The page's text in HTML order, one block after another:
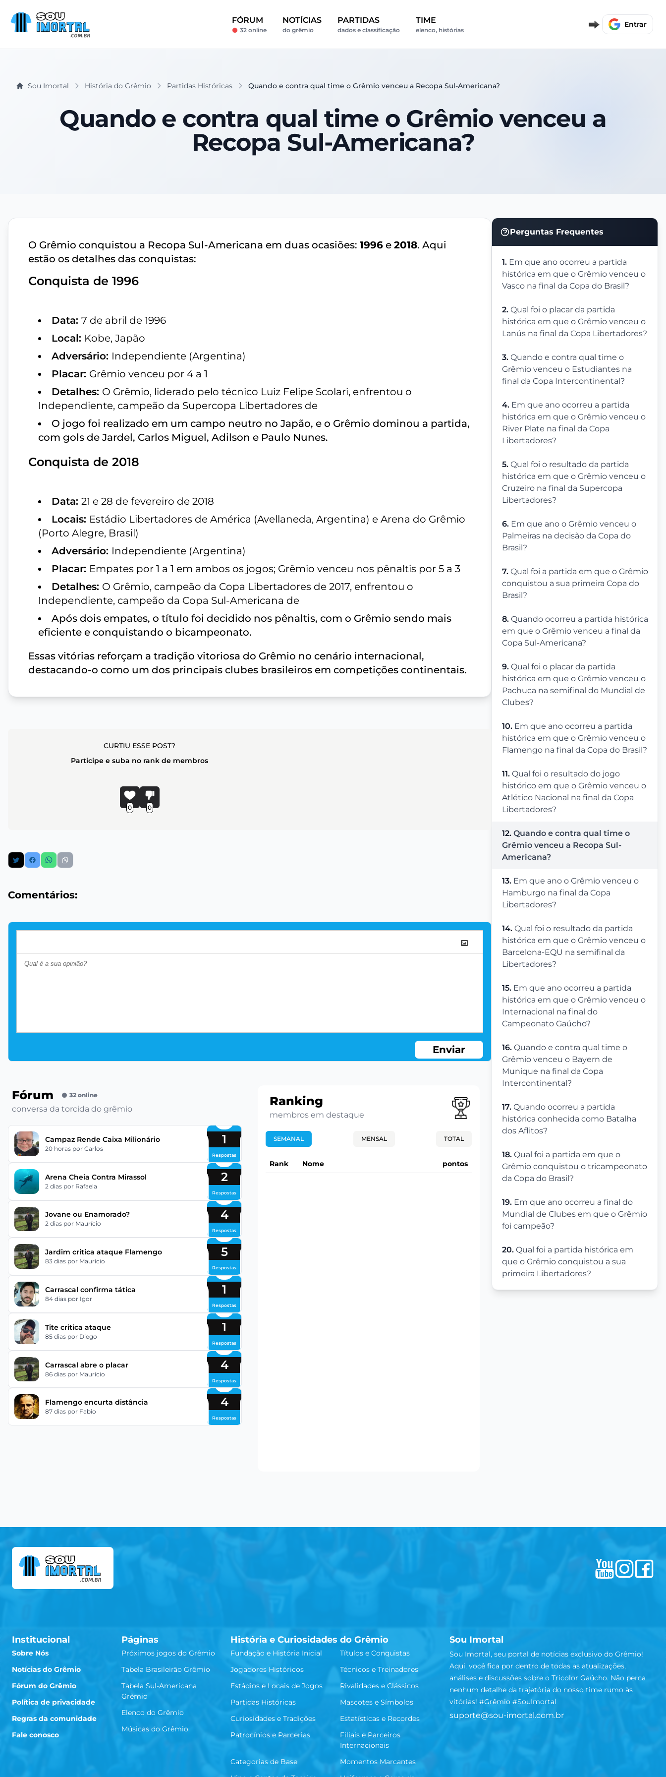
FÓRUM
32 online
NOTÍCIAS
do grêmio
PARTIDAS
dados e classificação
TIME
elenco, histórias
Entrar
Sou Imortal História do Grêmio Partidas Históricas Quando e contra qual time o Grêmio venceu a Recopa Sul-Americana?
Quando e contra qual time o Grêmio venceu a
Recopa Sul-Americana?
Perguntas Frequentes
1. Em que ano ocorreu a partida
histórica em que o Grêmio venceu o
Vasco na final da Copa do Brasil?
2. Qual foi o placar da partida
histórica em que o Grêmio venceu o
Lanús na final da Copa Libertadores?
3. Quando e contra qual time o
Grêmio venceu o Estudiantes na
final da Copa Intercontinental?
4. Em que ano ocorreu a partida
histórica em que o Grêmio venceu o
River Plate na final da Copa
Libertadores?
5. Qual foi o resultado da partida
histórica em que o Grêmio venceu o
Cruzeiro na final da Supercopa
Libertadores?
6. Em que ano o Grêmio venceu o
Palmeiras na decisão da Copa do
Brasil?
7. Qual foi a partida em que o Grêmio
conquistou a sua primeira Copa do
Brasil?
8. Quando ocorreu a partida histórica
em que o Grêmio venceu a final da
Copa Sul-Americana?
9. Qual foi o placar da partida
histórica em que o Grêmio venceu o
Pachuca na semifinal do Mundial de
Clubes?
10. Em que ano ocorreu a partida
histórica em que o Grêmio venceu o
Flamengo na final da Copa do Brasil?
11. Qual foi o resultado do jogo
histórico em que o Grêmio venceu o
Atlético Nacional na final da Copa
Libertadores?
12. Quando e contra qual time o
Grêmio venceu a Recopa Sul-
Americana?
13. Em que ano o Grêmio venceu o
Hamburgo na final da Copa
Libertadores?
14. Qual foi o resultado da partida
histórica em que o Grêmio venceu o
Barcelona-EQU na semifinal da
Libertadores?
15. Em que ano ocorreu a partida
histórica em que o Grêmio venceu o
Internacional na final do
Campeonato Gaúcho?
16. Quando e contra qual time o
Grêmio venceu o Bayern de
Munique na final da Copa
Intercontinental?
17. Quando ocorreu a partida
histórica conhecida como Batalha
dos Aflitos?
18. Qual foi a partida em que o
Grêmio conquistou o tricampeonato
da Copa do Brasil?
19. Em que ano ocorreu a final do
Mundial de Clubes em que o Grêmio
foi campeão?
20. Qual foi a partida histórica em
que o Grêmio conquistou a sua
primeira Libertadores?
O Grêmio conquistou a Recopa Sul-Americana em duas ocasiões: 1996 e 2018. Aqui
estão os detalhes das conquistas:
Conquista de 1996
Data: 7 de abril de 1996
Local: Kobe, Japão
Adversário: Independiente (Argentina)
Placar: Grêmio venceu por 4 a 1
Detalhes: O Grêmio, liderado pelo técnico Luiz Felipe Scolari, enfrentou o
Independiente, campeão da Supercopa Libertadores de
O jogo foi realizado em um campo neutro no Japão, e o Grêmio dominou a partida,
com gols de Jardel, Carlos Miguel, Adilson e Paulo Nunes.
Conquista de 2018
Data: 21 e 28 de fevereiro de 2018
Locais: Estádio Libertadores de América (Avellaneda, Argentina) e Arena do Grêmio
(Porto Alegre, Brasil)
Adversário: Independiente (Argentina)
Placar: Empates por 1 a 1 em ambos os jogos; Grêmio venceu nos pênaltis por 5 a 3
Detalhes: O Grêmio, campeão da Copa Libertadores de 2017, enfrentou o
Independiente, campeão da Copa Sul-Americana de
Após dois empates, o título foi decidido nos pênaltis, com o Grêmio sendo mais
eficiente e conquistando o bicampeonato.
Essas vitórias reforçam a tradição vitoriosa do Grêmio no cenário internacional,
destacando-o como um dos principais clubes brasileiros em competições continentais.
CURTIU ESSE POST?
Participe e suba no rank de membros
0 0
Comentários:
Enviar
Fórum 32 online
conversa da torcida do grêmio
Campaz Rende Caixa Milionário
20 horas por Carlos
1
Respostas
Arena Cheia Contra Mirassol
2 dias por Rafaela
2
Respostas
Jovane ou Enamorado?
2 dias por Maurício
4
Respostas
Jardim critica ataque Flamengo
83 dias por Maurício
5
Respostas
Carrascal confirma tática
84 dias por Igor
1
Respostas
Tite critica ataque
85 dias por Diego
1
Respostas
Carrascal abre o placar
86 dias por Maurício
4
Respostas
Flamengo encurta distância
87 dias por Fabio
4
Respostas
Ranking
membros em destaque
SEMANAL MENSAL TOTAL
Rank Nome pontos
Institucional
Sobre Nós
Notícias do Grêmio
Fórum do Grêmio
Política de privacidade
Regras da comunidade
Fale conosco
Páginas
Próximos jogos do Grêmio
Tabela Brasileirão Grêmio
Tabela Sul-Americana
Grêmio
Elenco do Grêmio
Músicas do Grêmio
História e Curiosidades do Grêmio
Fundação e História Inicial
Títulos e Conquistas
Jogadores Históricos
Técnicos e Treinadores
Estádios e Locais de Jogos
Rivalidades e Clássicos
Partidas Históricas
Mascotes e Símbolos
Curiosidades e Tradições
Estatísticas e Recordes
Patrocínios e Parcerias
Filiais e Parceiros
Internacionais
Categorias de Base
Momentos Marcantes
Sou Imortal
Sou Imortal, seu portal de notícias exclusivo do Grêmio!
Aqui, você fica por dentro de todas as atualizações,
análises e discussões sobre o Tricolor Gaúcho. Não perca
nenhum detalhe da trajetória do nosso time rumo às
vitórias! #Grêmio #SouImortal
suporte@sou-imortal.com.br